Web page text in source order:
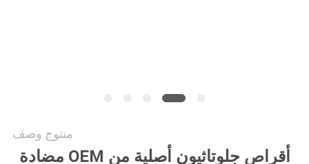
منتوج وصف
أقراص جلوتاثيون أصلية من OEM مضادة